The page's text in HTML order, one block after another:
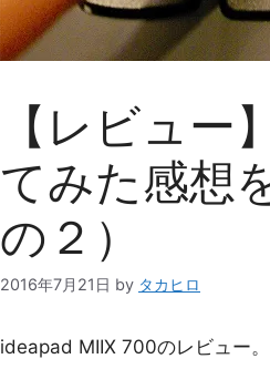
【レビュ
てみた感想
の２）
2016年7月21日 by タカヒロ
ideapad MIIX 700のレビュー。